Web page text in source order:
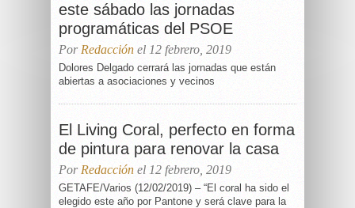
este sábado las jornadas
programáticas del PSOE
Por Redacción el 12 febrero, 2019
Dolores Delgado cerrará las jornadas que están
abiertas a asociaciones y vecinos
El Living Coral, perfecto en forma
de pintura para renovar la casa
Por Redacción el 12 febrero, 2019
GETAFE/Varios (12/02/2019) – “El coral ha sido el
elegido este año por Pantone y será clave para la